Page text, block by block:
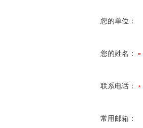
您的单位：
您的姓名：
联系电话：
常用邮箱：